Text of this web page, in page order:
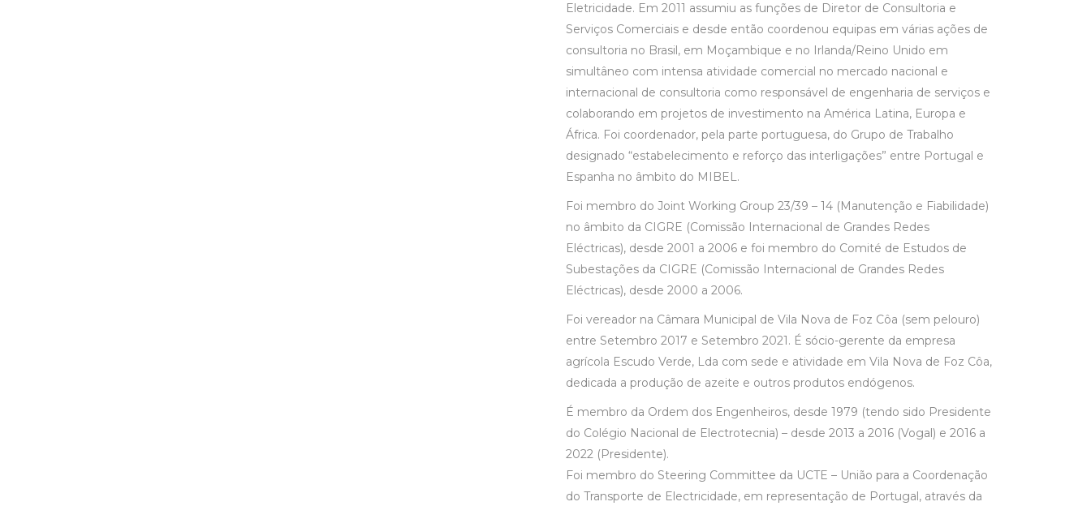
Eletricidade. Em 2011 assumiu as funções de Diretor de Consultoria e
Serviços Comerciais e desde então coordenou equipas em várias ações de
consultoria no Brasil, em Moçambique e no Irlanda/Reino Unido em
simultâneo com intensa atividade comercial no mercado nacional e
internacional de consultoria como responsável de engenharia de serviços e
colaborando em projetos de investimento na América Latina, Europa e
África. Foi coordenador, pela parte portuguesa, do Grupo de Trabalho
designado “estabelecimento e reforço das interligações” entre Portugal e
Espanha no âmbito do MIBEL.
Foi membro do Joint Working Group 23/39 – 14 (Manutenção e Fiabilidade)
no âmbito da CIGRE (Comissão Internacional de Grandes Redes
Eléctricas), desde 2001 a 2006 e foi membro do Comité de Estudos de
Subestações da CIGRE (Comissão Internacional de Grandes Redes
Eléctricas), desde 2000 a 2006.
Foi vereador na Câmara Municipal de Vila Nova de Foz Côa (sem pelouro)
entre Setembro 2017 e Setembro 2021. É sócio-gerente da empresa
agrícola Escudo Verde, Lda com sede e atividade em Vila Nova de Foz Côa,
dedicada a produção de azeite e outros produtos endógenos.
É membro da Ordem dos Engenheiros, desde 1979 (tendo sido Presidente
do Colégio Nacional de Electrotecnia) – desde 2013 a 2016 (Vogal) e 2016 a
2022 (Presidente).
Foi membro do Steering Committee da UCTE – União para a Coordenação
do Transporte de Electricidade, em representação de Portugal, através da